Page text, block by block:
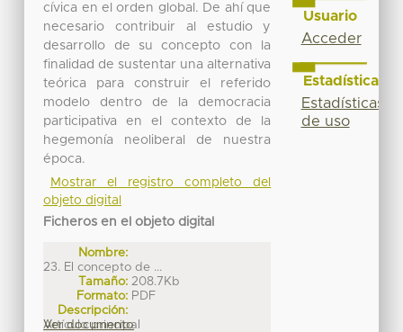
cívica en el orden global. De ahí que
necesario contribuir al estudio y
desarrollo de su concepto con la
finalidad de sustentar una alternativa
teórica para construir el referido
modelo dentro de la democracia
participativa en el contexto de la
hegemonía neoliberal de nuestra
época.
Mostrar el registro completo del
objeto digital
Ficheros en el objeto digital
Nombre:
23. El concepto de ...
Tamaño: 208.7Kb
Formato: PDF
Descripción:
Artículo principal
Ver documento
Usuario
Acceder
Estadísticas
Estadísticas
de uso